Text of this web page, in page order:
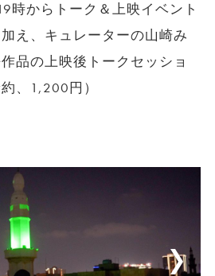
時からトーク＆上映イベント
え、キュレーターの山崎み
品の上映後トークセッショ
、1,200円）